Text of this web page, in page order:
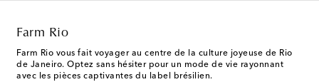
Farm Rio
Farm Rio vous fait voyager au centre de la culture joyeuse de Rio
de Janeiro. Optez sans hésiter pour un mode de vie rayonnant
avec les pièces captivantes du label brésilien.